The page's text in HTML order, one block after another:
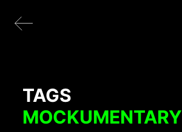
TAGS
MOCKUMENTARY